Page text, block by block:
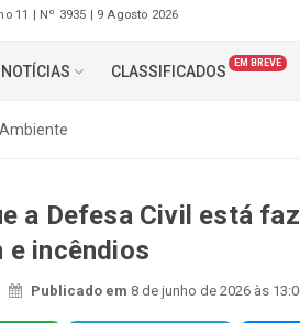
11 | Nº 3935 | 9 Agosto 2026
NOTÍCIAS CLASSIFICADOS EM BREVE
a Defesa Civil está
e incêndios
Publicado em 8 de junho de 2026 às